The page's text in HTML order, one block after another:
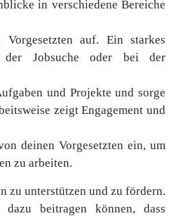
in verschiedene Bereiche
auf. Ein starkes
Jobsuche oder bei der
und Projekte und sorge
zeigt Engagement und
deinen Vorgesetzten ein, um
zu arbeiten.
zu unterstützen und zu fördern.
beitragen können, dass